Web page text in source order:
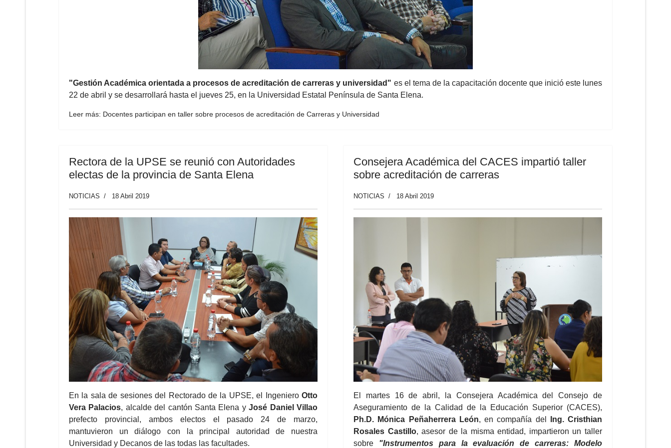
"Gestión Académica orientada a procesos de acreditación de carreras y universidad" es el tema de la capacitación docente que inició este lunes
22 de abril y se desarrollará hasta el jueves 25, en la Universidad Estatal Península de Santa Elena.
Leer más: Docentes participan en taller sobre procesos de acreditación de Carreras y Universidad
Rectora de la UPSE se reunió con Autoridades
electas de la provincia de Santa Elena
NOTICIAS 18 Abril 2019
En la sala de sesiones del Rectorado de la UPSE, el Ingeniero Otto
Vera Palacios, alcalde del cantón Santa Elena yJosé Daniel Villao
prefecto provincial, ambos electos el pasado 24 de marzo,
mantuvieron un diálogo con la principal autoridad de nuestra
Universidad y Decanos de las todas las facultades.
Consejera Académica del CACES impartió taller
sobre acreditación de carreras
NOTICIAS 18 Abril 2019
El martes 16 de abril, la Consejera Académica del Consejo de
Aseguramiento de la Calidad de la Educación Superior (CACES),
Ph.D. Mónica Peñaherrera León, en compañía del
Ing. Cristhian
Rosales Castillo, asesor de la misma entidad, impartieron un taller
sobre "Instrumentos para la evaluación de carreras: Modelo